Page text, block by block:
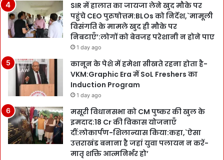
SIR में हालात का जायजा लेने खुद मौके पर
पहुंचे CEO पुरुषोत्तम:BLOs को निर्देश,`मामूली
विसंगति के मामले खुद ही मौके पर
निबटाएँ’:लोगों को बेवजह परेशानी न होने पाए
1 day ago
कानून के पेशे में हमेशा सीखते रहना होता है-
VKM:Graphic Era में SoL Freshers का
Induction Program
1 day ago
मसूरी विधानसभा को CM पुष्कर की खुल के
इमदाद:18 Cr की विकास योजनाएँ
दीं:लोकार्पण-शिलान्यास किया:कहा,`ऐसा
उत्तराखंड बनाना है जहां युवा पलायन न करें-
मातृ शक्ति आत्मनिर्भर हो’